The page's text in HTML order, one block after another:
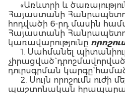
«Առևտրի և
Հայաստանի
հոդվածի 6-րդ մասին
Հայաստանի
կառավարությունը որո
1. Սահմանել
չիրացված`
դուրսգրման կարգը`
2. Սույն որոշումն ուժի
պաշտոնական